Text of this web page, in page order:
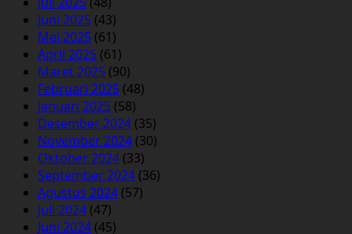
Juni 2025 (43)
Mei 2025 (61)
April 2025 (61)
Maret 2025 (90)
Februari 2025 (48)
Januari 2025 (58)
Desember 2024 (35)
November 2024 (30)
Oktober 2024 (33)
September 2024 (36)
Agustus 2024 (57)
Juli 2024 (47)
Juni 2024 (45)